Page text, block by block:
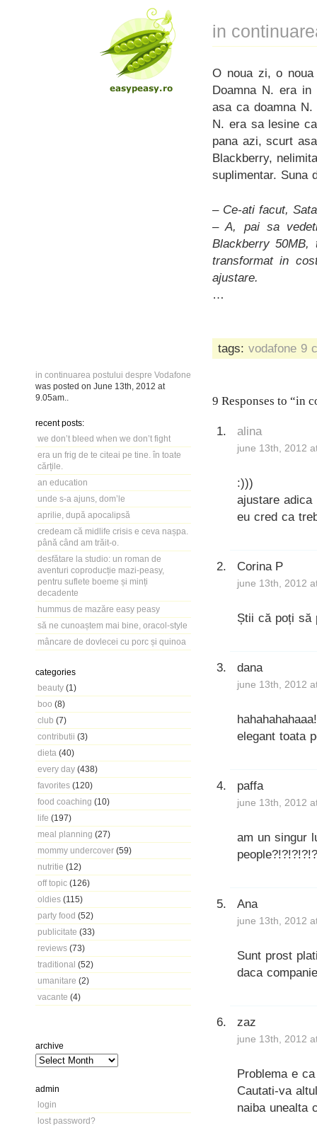
in continuarea postului despre Vodafone
was posted on June 13th, 2012 at
9.05am
recent posts:
we don’t bleed when we don’t fight
era un frig de te citeai pe tine. în toate
cărțile.
an education
unde s-a ajuns, dom’le
aprilie, după apocalipsă
credeam că midlife crisis e ceva nașpa.
până când am trăit-o.
desfătare la studio: un roman de
aventuri coproducție mazi-peasy,
pentru suflete boeme și minți
decadente
hummus de mazăre easy peasy
să ne cunoaștem mai bine, oracol-style
mâncare de dovlecei cu porc și quinoa
categories
beauty (1)
boo (8)
club (7)
contributii (3)
dieta (40)
every day (438)
favorites (120)
food coaching (10)
life (197)
meal planning (27)
mommy undercover (59)
nutritie (12)
off topic (126)
oldies (115)
party food (52)
publicitate (33)
reviews (73)
traditional (52)
umanitare (2)
vacante (4)
archive
admin
login
lost password?
in
O noua zi, o
Doamna N. era
asa ca doamna
N. era sa lesine
pana azi, scurt
Blackberry,
suplimentar. Suna
– Ce-ati facut,
– A, pai sa
Blackberry
transformat in
ajustare.
…
tags: vodafone 9
9 Responses to “in
alina
june 13th, 2012
:)))
ajustare
eu cred ca
Corina P
june 13th, 2012
Știi că poți să
dana
june 13th, 2012
elegant toata
paffa
june 13th, 2012
am un singur
Ana
june 13th, 2012
Sunt prost
daca
zaz
june 13th, 2012
Problema e
Cautati-va
naiba unealta